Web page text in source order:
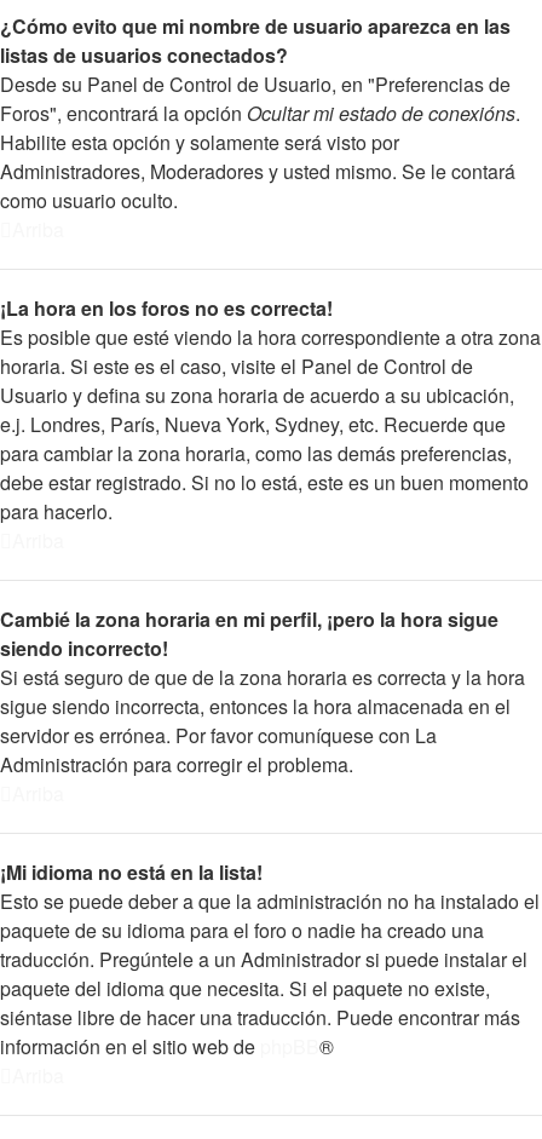
¿Cómo evito que mi nombre de usuario aparezca en las
listas de usuarios conectados?
Desde su Panel de Control de Usuario, en "Preferencias de
Foros", encontrará la opción Ocultar mi estado de conexións.
Habilite esta opción y solamente será visto por
Administradores, Moderadores y usted mismo. Se le contará
como usuario oculto.
¡La hora en los foros no es correcta!
Es posible que esté viendo la hora correspondiente a otra zona
horaria. Si este es el caso, visite el Panel de Control de
Usuario y defina su zona horaria de acuerdo a su ubicación,
e.j. Londres, París, Nueva York, Sydney, etc. Recuerde que
para cambiar la zona horaria, como las demás preferencias,
debe estar registrado. Si no lo está, este es un buen momento
para hacerlo.
Cambié la zona horaria en mi perfil, ¡pero la hora sigue
siendo incorrecto!
Si está seguro de que de la zona horaria es correcta y la hora
sigue siendo incorrecta, entonces la hora almacenada en el
servidor es errónea. Por favor comuníquese con La
Administración para corregir el problema.
¡Mi idioma no está en la lista!
Esto se puede deber a que la administración no ha instalado el
paquete de su idioma para el foro o nadie ha creado una
traducción. Pregúntele a un Administrador si puede instalar el
paquete del idioma que necesita. Si el paquete no existe,
siéntase libre de hacer una traducción. Puede encontrar más
información en el sitio web de
®